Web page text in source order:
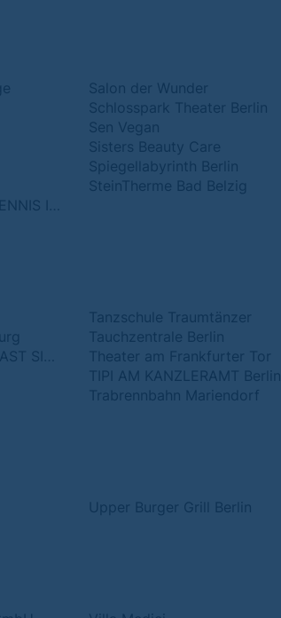
Salon der Wunder
Schlosspark Theater Berlin
Sen Vegan
Sisters Beauty Care
Spiegellabyrinth Berlin
SteinTherme Bad Belzig
Tanzschule Traumtänzer
Tauchzentrale Berlin
Theater am Frankfurter Tor
TIPI AM KANZLERAMT Berlin
Trabrennbahn Mariendorf
Upper Burger Grill Berlin